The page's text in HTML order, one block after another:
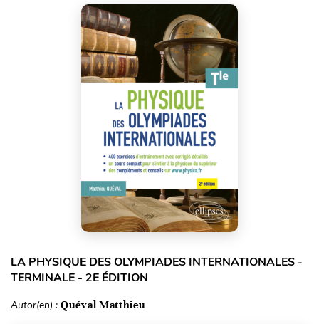
LA PHYSIQUE DES OLYMPIADES INTERNATIONALES -
TERMINALE - 2E ÉDITION
Autor(en) : Quéval Matthieu